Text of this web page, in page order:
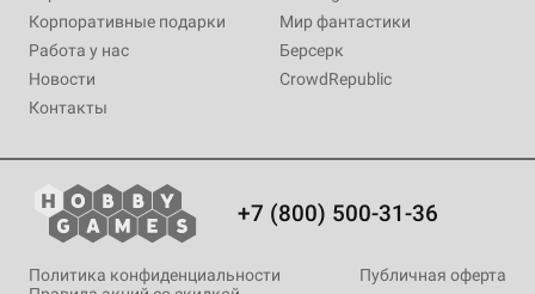
Корпоративные подарки
Работа у нас
Новости
Контакты
Мир фантастики
Берсерк
CrowdRepublic
+7 (800) 500-31-36
Политика конфиденциальности
Публичная оферта